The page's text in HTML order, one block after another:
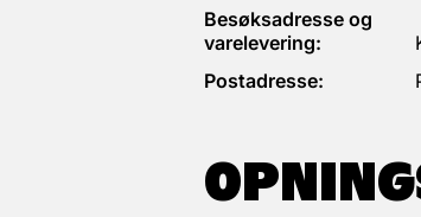
Besøksadresse og
varelevering:
Postadresse: